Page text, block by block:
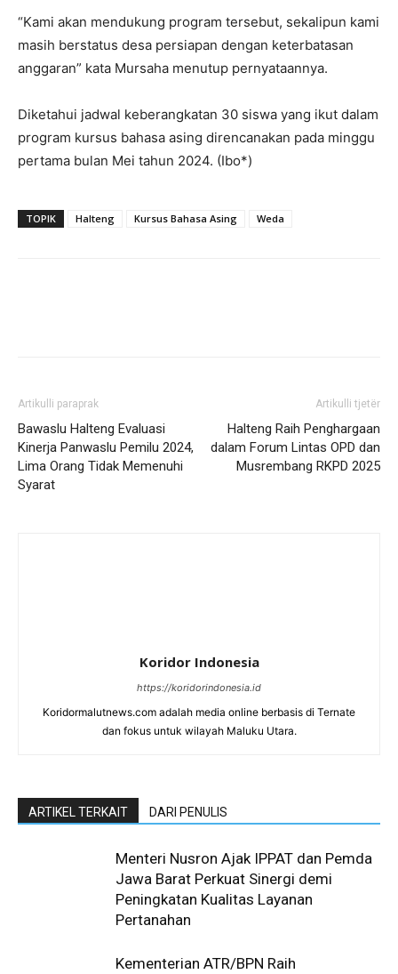
“Kami akan mendukung program tersebut, sekalipun kami
masih berstatus desa persiapan dengan keterbatasan
anggaran” kata Mursaha menutup pernyataannya.
Diketahui jadwal keberangkatan 30 siswa yang ikut dalam
program kursus bahasa asing direncanakan pada minggu
pertama bulan Mei tahun 2024. (Ibo*)
TOPIK Halteng Kursus Bahasa Asing Weda
Artikulli paraprak
Bawaslu Halteng Evaluasi
Kinerja Panwaslu Pemilu 2024,
Lima Orang Tidak Memenuhi
Syarat
Artikulli tjetër
Halteng Raih Penghargaan
dalam Forum Lintas OPD dan
Musrembang RKPD 2025
Koridor Indonesia
https://koridorindonesia.id
Koridormalutnews.com adalah media online berbasis di Ternate
dan fokus untuk wilayah Maluku Utara.
ARTIKEL TERKAIT DARI PENULIS
Menteri Nusron Ajak IPPAT dan Pemda
Jawa Barat Perkuat Sinergi demi
Peningkatan Kualitas Layanan
Pertanahan
Kementerian ATR/BPN Raih